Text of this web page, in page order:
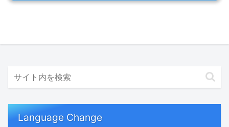
Language Change